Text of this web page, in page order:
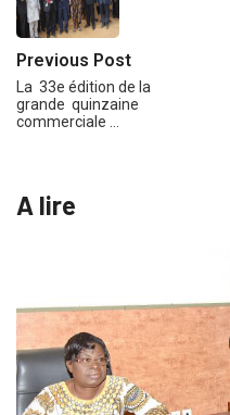
Previous Post
La 33e édition de la
grande quinzaine
commerciale …
A lire